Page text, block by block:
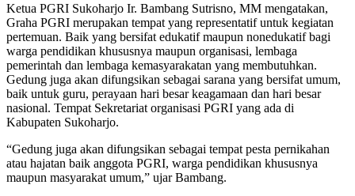
Ketua PGRI Sukoharjo Ir. Bambang Sutrisno, MM mengatakan,
Graha PGRI merupakan tempat yang representatif untuk kegiatan
pertemuan. Baik yang bersifat edukatif maupun nonedukatif bagi
warga pendidikan khususnya maupun organisasi, lembaga
pemerintah dan lembaga kemasyarakatan yang membutuhkan.
Gedung juga akan difungsikan sebagai sarana yang bersifat umum,
baik untuk guru, perayaan hari besar keagamaan dan hari besar
nasional. Tempat Sekretariat organisasi PGRI yang ada di
Kabupaten Sukoharjo.
“Gedung juga akan difungsikan sebagai tempat pesta pernikahan
atau hajatan baik anggota PGRI, warga pendidikan khususnya
maupun masyarakat umum,” ujar Bambang.